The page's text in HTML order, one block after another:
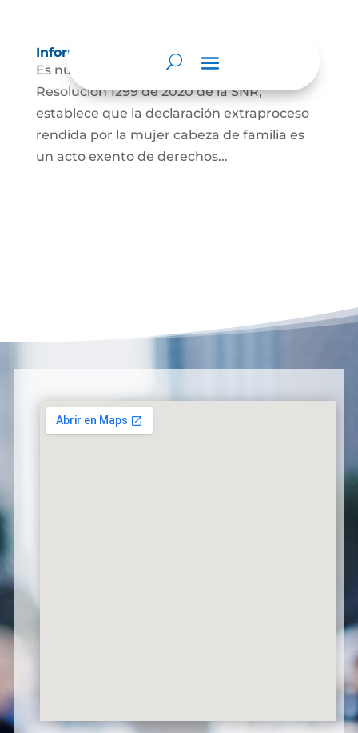
Información para Mujeres.
Es nuestro deber informar que La
Resolución 1299 de 2020 de la SNR,
establece que la declaración extraproceso
rendida por la mujer cabeza de familia es
un acto exento de derechos...